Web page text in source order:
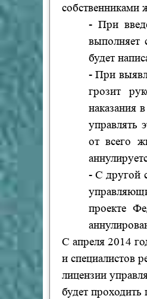
собственниками
- При
выполняет
будет
- При
грозит
наказания
управлять
от всего
- С другой
проектеФ
С апреля 2014
и специалистов
лицензии
будет проходить